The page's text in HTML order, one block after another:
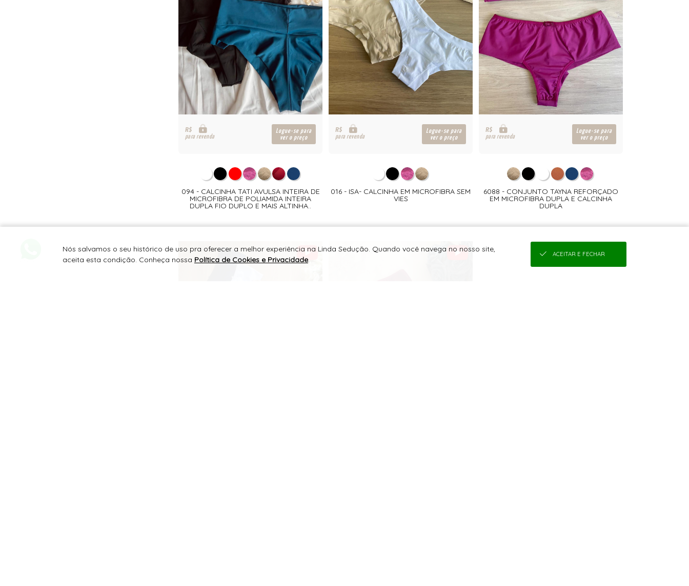
R$
para revenda
Logue-se para
ver o preço
094 - CALCINHA TATI AVULSA INTEIRA DE
MICROFIBRA DE POLIAMIDA INTEIRA
DUPLA FIO DUPLO E MAIS ALTINHA..
R$
para revenda
Logue-se para
ver o preço
016 - ISA- CALCINHA EM MICROFIBRA SEM
VIES
R$
para revenda
Logue-se para
ver o preço
6088 - CONJUNTO TAYNA REFORÇADO
EM MICROFIBRA DUPLA E CALCINHA
DUPLA
Nós salvamos o seu histórico de uso pra oferecer a melhor experiência na Linda Sedução. Quando você navega no nosso site,
aceita esta condição. Conheça nossa Política de Cookies e Privacidade.
ACEITAR E FECHAR